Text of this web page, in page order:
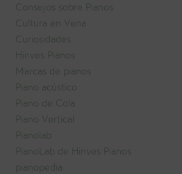
Consejos sobre Pianos
Cultura en Vena
Curiosidades
Hinves Pianos
Marcas de pianos
Piano acústico
Piano de Cola
Piano Vertical
Pianolab
PianoLab de Hinves Pianos
pianopedia